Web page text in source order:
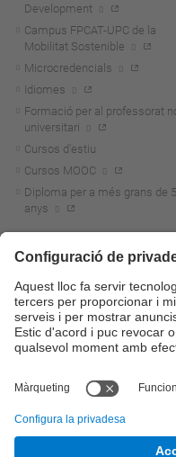
Development
Campus FPCAT-UPC de la
Mobilitat Sostenible
Microcredencials
Idiomes
Formació per al professorat
universitari
Cursos d'estiu
Cursos MOOC
Diploma per a més grans de
anys
Actualitat R+D+I
La recerca a la UPC
La transferència,
la innovació a la UPC
Foment i suport a la recerca
transferència, l'emprenedoria
Serveis per a empreses